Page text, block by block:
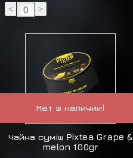
< >
Нет в наличии!
Чайна суміш Pixtea Grape &
melon 100gr